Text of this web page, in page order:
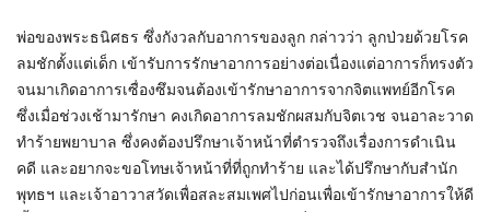
พ่อของพระธนิศธร ซึ่งกังวลกับอาการของลูก กล่าวว่า ลูกป่วยด้วยโรค
ลมชักตั้งแต่เด็ก เข้ารับการรักษาอาการอย่างต่อเนื่องแต่อาการก็ทรงตัว
จนมาเกิดอาการเซื่องซึมจนต้องเข้ารักษาอาการจากจิตแพทย์อีกโรค
ซึ่งเมื่อช่วงเช้ามารักษา คงเกิดอาการลมชักผสมกับจิตเวช จนอาละวาด
ทำร้ายพยาบาล ซึ่งคงต้องปรึกษาเจ้าหน้าที่ตำรวจถึงเรื่องการดำเนิน
คดี และอยากจะขอโทษเจ้าหน้าที่ที่ถูกทำร้าย และได้ปรึกษากับสำนัก
พุทธฯ และเจ้าอาวาสวัดเพื่อสละสมเพศไปก่อนเพื่อเข้ารักษาอาการให้ดี